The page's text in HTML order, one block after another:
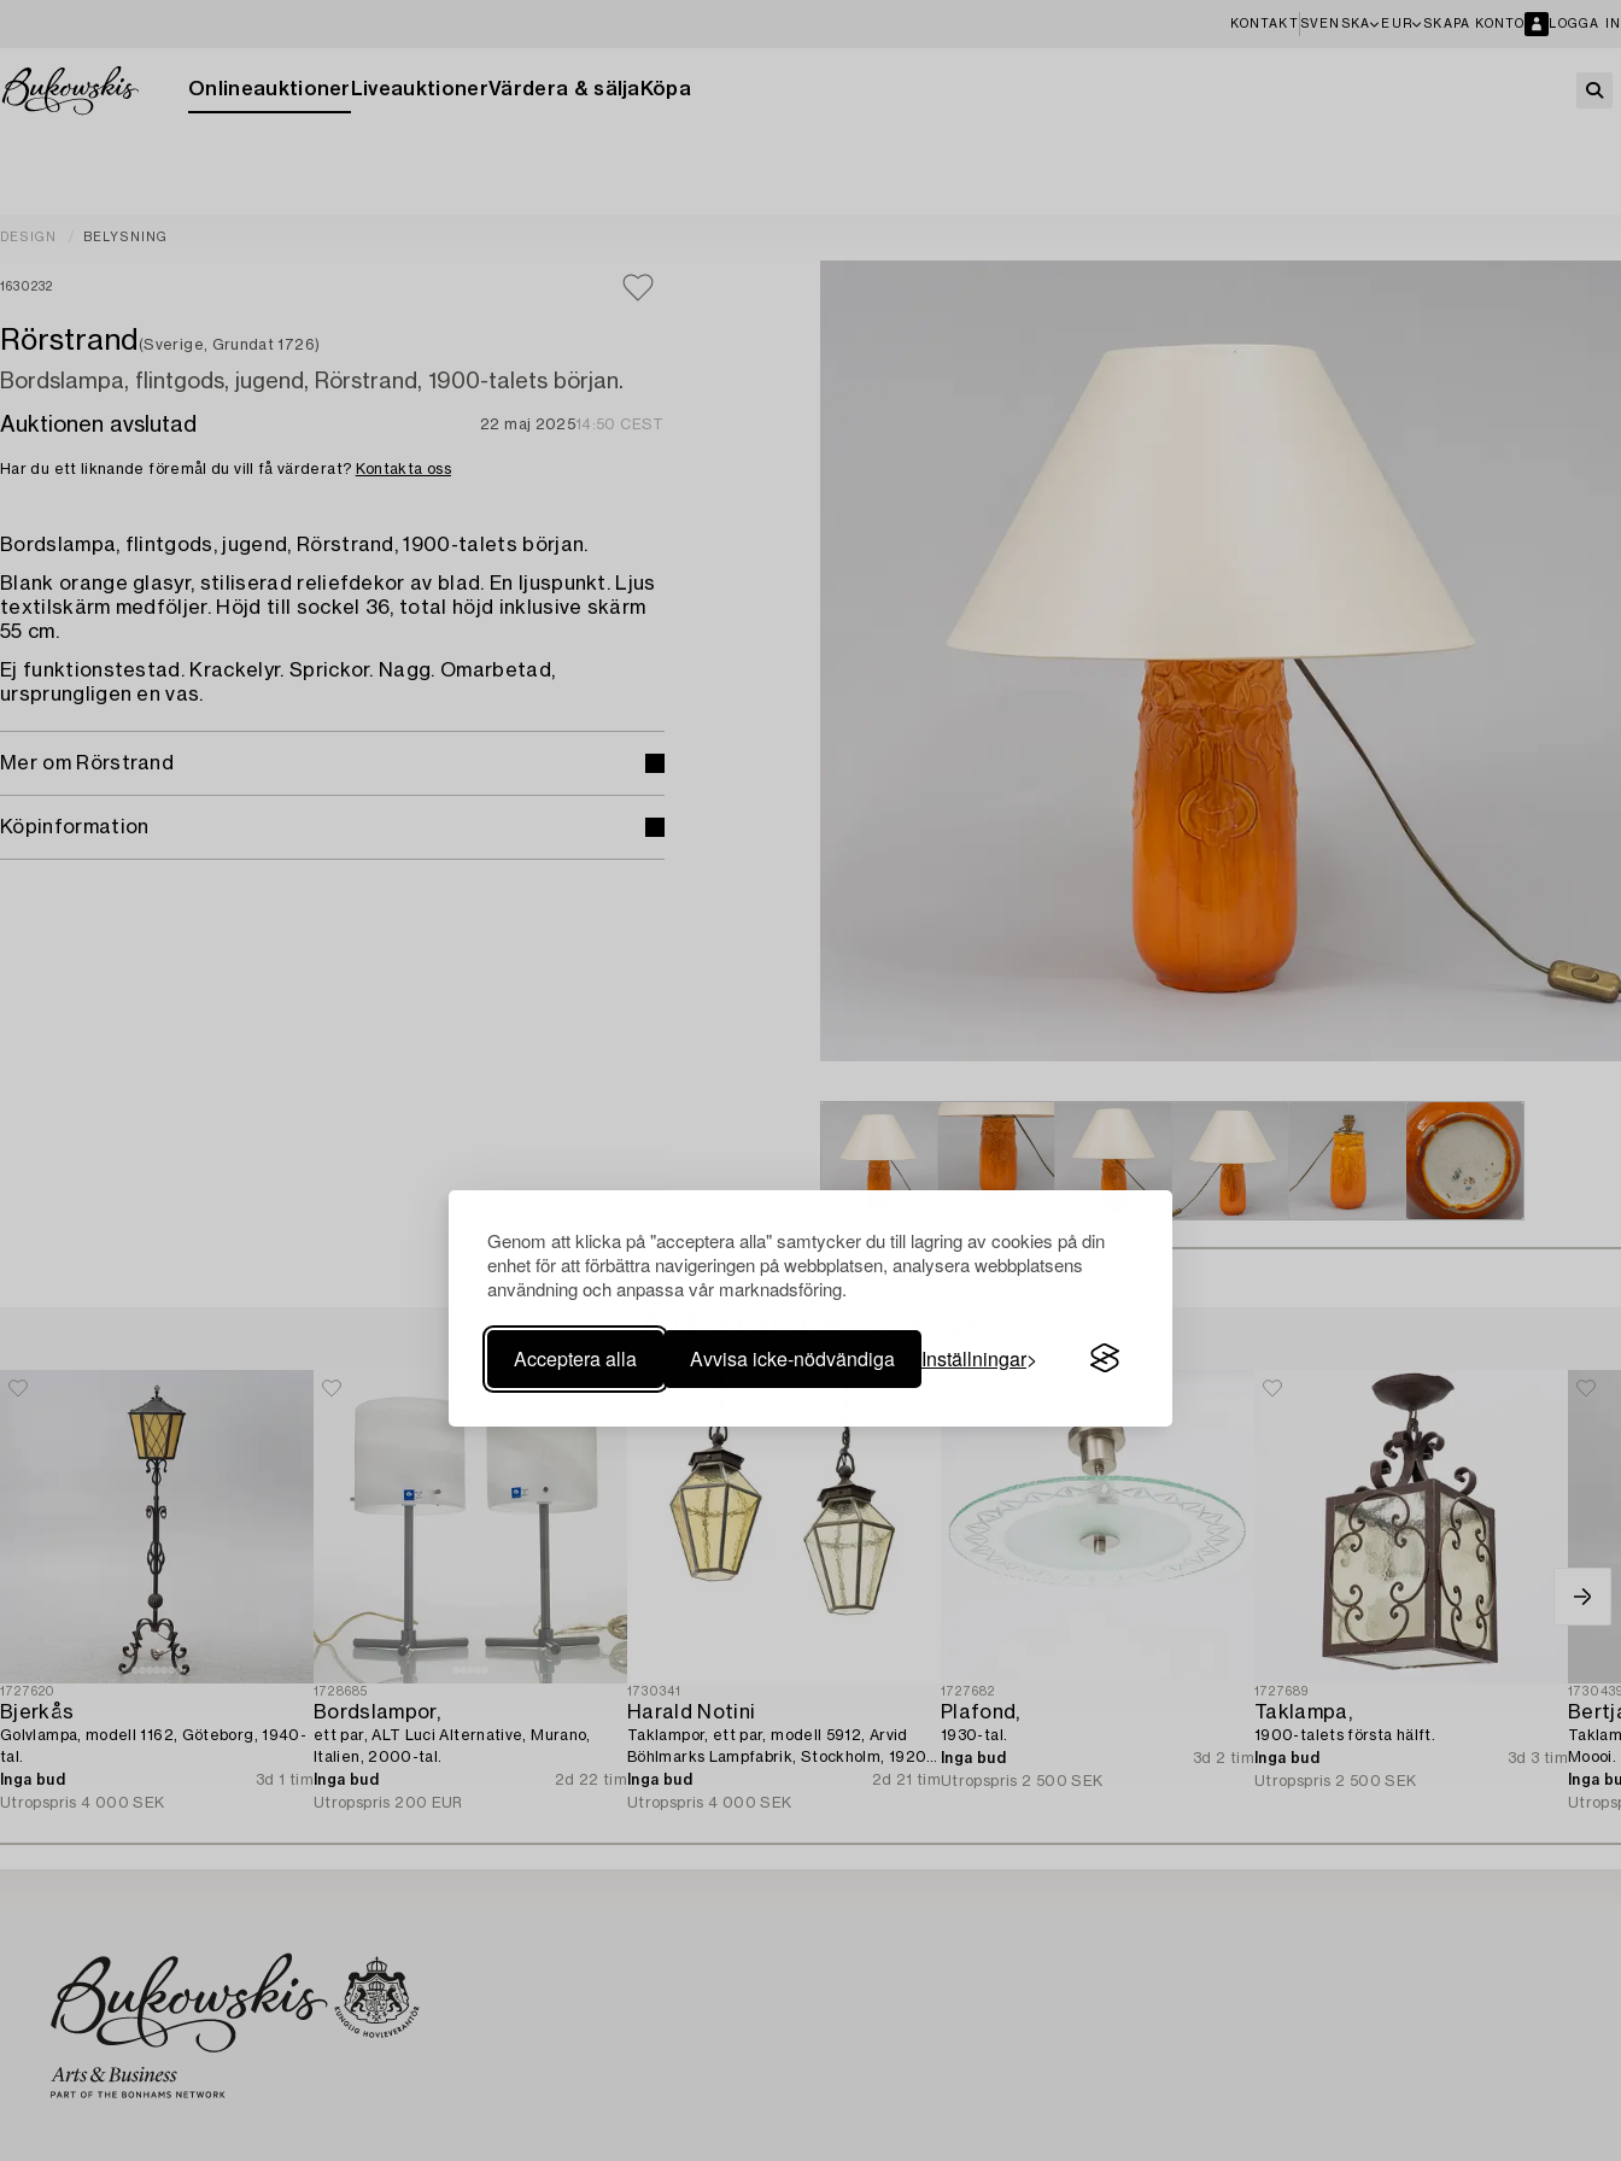
Genom att klicka på "acceptera alla" samtycker du till lagring av cookies på din
enhet för att förbättra navigeringen på webbplatsen, analysera webbplatsens
användning och anpassa vår marknadsföring.
Acceptera alla Avvisa icke-nödvändiga Inställningar
KONTAKT SVENSKA EUR SKAPA KONTO LOGGA IN
Onlineauktioner LiveauktionerVärdera & sälja Köpa
DESIGN BELYSNING
1630232
Rörstrand (Sverige, Grundat 1726)
Bordslampa, flintgods, jugend, Rörstrand, 1900-talets början.
Auktionen avslutad
22 maj 202514:50 CEST
Har du ett liknande föremål du vill få värderat? Kontakta oss
Bordslampa, flintgods, jugend, Rörstrand, 1900-talets början.
Blank orange glasyr, stiliserad reliefdekor av blad. En ljuspunkt. Ljus
textilskärm medföljer. Höjd till sockel 36, total höjd inklusive skärm
55 cm.
Ej funktionstestad. Krackelyr. Sprickor. Nagg. Omarbetad,
ursprungligen en vas.
Mer om Rörstrand
Köpinformation
Andra har även tittat på
1727620
Bjerkås
Golvlampa, modell 1162, Göteborg, 1940-
tal.
Inga bud
3d 1 tim
Utropspris 4 000 SEK
1728685
Bordslampor,
ett par, ALT Luci Alternative, Murano,
Italien, 2000-tal.
Inga bud
2d 22 tim
Utropspris 200 EUR
1730341
Harald Notini
Taklampor, ett par, modell 5912, Arvid
Böhlmarks Lampfabrik, Stockholm, 1920-
tal.
Inga bud
2d 21 tim
Utropspris 4 000 SEK
1727682
Plafond,
1930-tal.
Inga bud
3d 2 tim
Utropspris 2 500 SEK
1727689
Taklampa,
1900-talets första hälft.
Inga bud
3d 3 tim
Utropspris 2 500 SEK
Moooi.
Inga